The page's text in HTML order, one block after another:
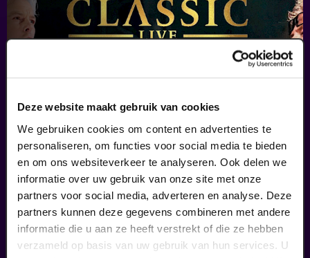
Deze website maakt gebruik van cookies
We gebruiken cookies om content en advertenties te
personaliseren, om functies voor social media te bieden
en om ons websiteverkeer te analyseren. Ook delen we
informatie over uw gebruik van onze site met onze
partners voor social media, adverteren en analyse. Deze
partners kunnen deze gegevens combineren met andere
informatie die u aan ze heeft verstrekt of die ze hebben
verzameld op basis van uw gebruik van hun services. U
Viva Classic Live
FilmMuziek
v.a. € 64,75| Klassiek
uitverkocht
07